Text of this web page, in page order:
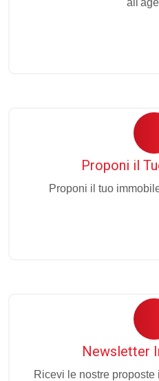
Proponi il
Proponi il tuo
Newsletter
Ricevi le nostre